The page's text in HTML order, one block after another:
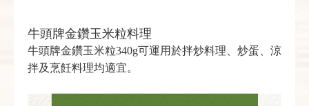
牛頭牌金鑽玉米粒料理
牛頭牌金鑽玉米粒340g可運用於拌炒料理、炒蛋、涼
拌及烹飪料理均適宜。